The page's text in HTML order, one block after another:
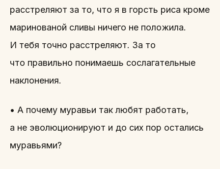
расстреляют за то, что я в горсть риса кроме
маринованой сливы ничего не положила.
И тебя точно расстреляют. За то
что правильно понимаешь сослагательные
наклонения.
• А почему муравьи так любят работать,
а не эволюционируют и до сих пор остались
муравьями?